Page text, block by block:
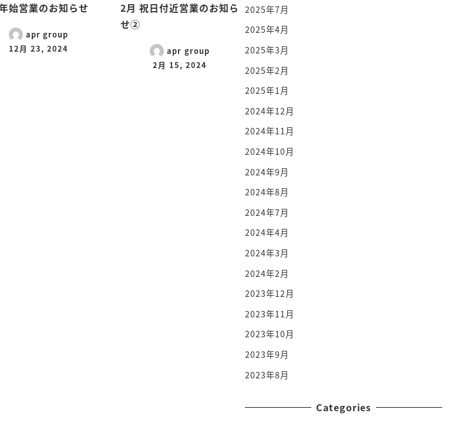
始営業のお知らせ
apr group
12月 23, 2024
2月 祝日付近営業のお知ら
せ②
apr group
2月 15, 2024
2025年7月
2025年4月
2025年3月
2025年2月
2025年1月
2024年12月
2024年11月
2024年10月
2024年9月
2024年8月
2024年7月
2024年4月
2024年3月
2024年2月
2023年12月
2023年11月
2023年10月
2023年9月
2023年8月
Categories